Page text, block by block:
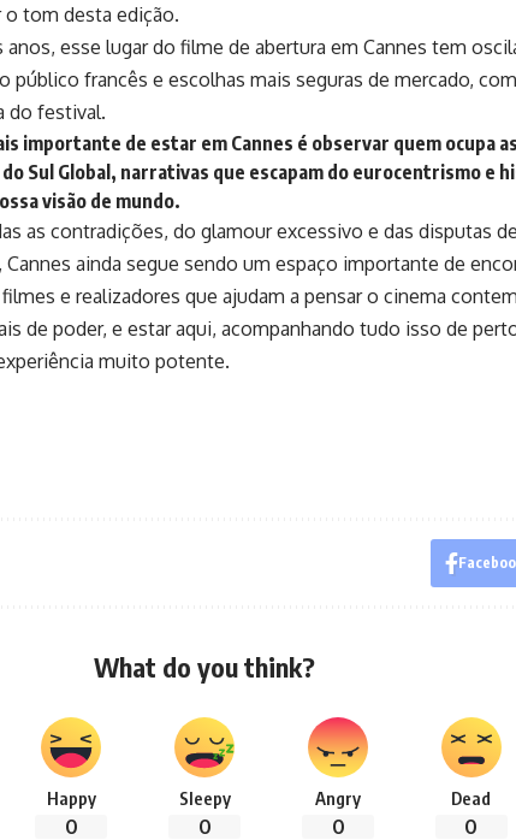
tom desta edição.
esse lugar do filme de abertura em Cannes tem
público francês e escolhas mais seguras de mercado,
do festival.
importante de estar em Cannes é observar quem ocupa
Sul Global, narrativas que escapam do eurocentrismo e
visão de mundo.
as contradições, do glamour excessivo e das disputas
ainda segue sendo um espaço importante de
e realizadores que ajudam a pensar o cinema
de poder, e estar aqui, acompanhando tudo isso de
muito potente.
What do you think?
Happy
0
Sleepy
0
Angry
0
Dead
0